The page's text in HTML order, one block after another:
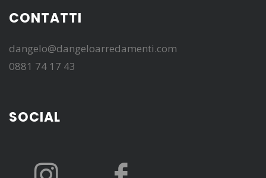
CONTATTI
dangelo@dangeloarredamenti.com
0881 74 17 43
SOCIAL